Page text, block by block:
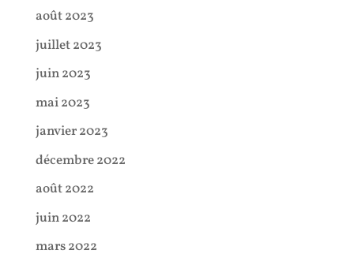
août 2023
juillet 2023
juin 2023
mai 2023
janvier 2023
décembre 2022
août 2022
juin 2022
mars 2022